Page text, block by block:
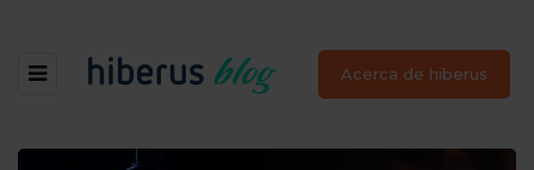
Acerca de hiberus